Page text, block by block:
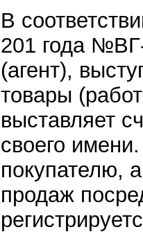
В
201 года
(агент),
товары
выставляет
своего
покупателю,
продаж